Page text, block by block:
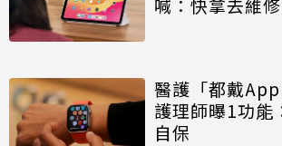
喊：快拿去維修
醫護「都戴
護理師曝1功能
自保